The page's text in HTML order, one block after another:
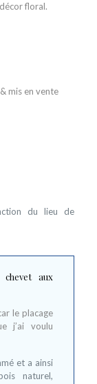
floral.
mis en vente
du lieu de
aux
le placage
j’ai voulu
et a ainsi
naturel,